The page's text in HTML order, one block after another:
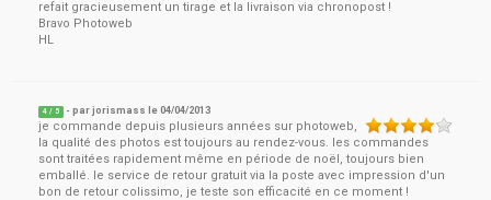
refait gracieusement un tirage et la livraison via chronopost !
Bravo Photoweb
HL
4 / 5 - parjorismass le04/04/2013
je commande depuis plusieurs années sur photoweb,
la qualité des photos est toujours au rendez-vous. les commandes
sont traitées rapidement même en période de noël, toujours bien
emballé. le service de retour gratuit via la poste avec impression d'un
bon de retour colissimo, je teste son efficacité en ce moment !